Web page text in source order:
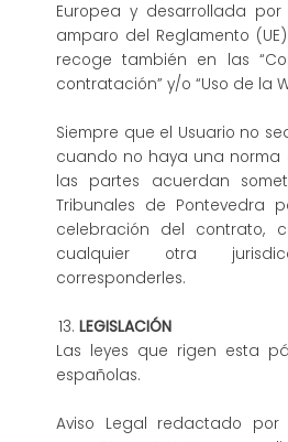
Europea y desarrollada
amparo del Reglamento
recoge también en las
contratación” y/o “Uso de la
Siempre que el Usuario no
cuando no haya una
las partes acuerdan
Tribunales de Pontevedra
celebración del contrato,
cualquier otra
corresponderles.
LEGISLACIÓN
Las leyes que rigen esta
españolas.
Aviso Legal redactado por